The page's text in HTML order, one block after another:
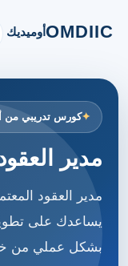
OMDIICأوميديك
كورس تدريبي من
مدير
مدير العقود
يساعدك على
بشكل عملي من